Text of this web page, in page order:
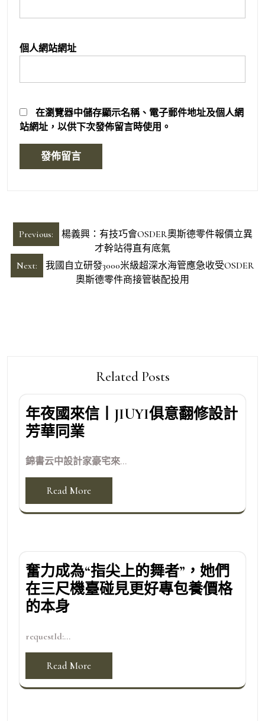
個人網站網址
在瀏覽器中儲存顯示名稱、電子郵件地址及個人網
站網址，以供下次發佈留言時使用。
文
章
導
Previous:
楊義興：有技巧會OSDER奧斯德零件報價立異
才幹站得直有底氣
Next:
我國自立研發3000米級超深水海管應急收受OSDER
奧斯德零件商接管裝配投用
Related Posts
年夜國來信丨JIUYI俱意翻修設計
芳華同業
錦書云中設計家豪宅來...
Read More
奮力成為“指尖上的舞者”，她們
在三尺機臺碰見更好專包養價格
的本身
requestId:...
Read More